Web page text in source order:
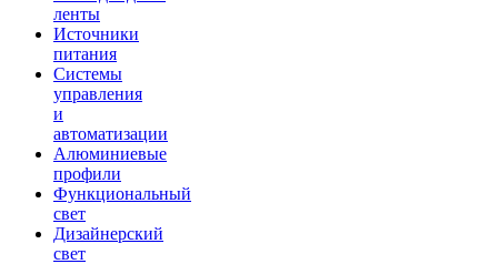
ленты
Источники
питания
Системы
управления
и
автоматизации
Алюминиевые
профили
Функциональный
свет
Дизайнерский
свет